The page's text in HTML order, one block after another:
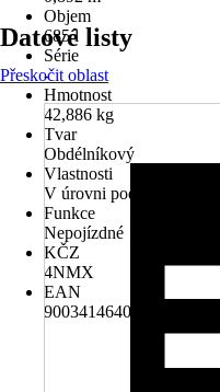
Objem
685 l
Série
-
Hmotnost
42,886 kg
Tvar
Obdélníkový
Vlastnosti
V úrovni podlahy
Funkce
Nepojízdné
KČZ
4NMX
EAN
9003414640221
Datové listy
Přeskočit oblast